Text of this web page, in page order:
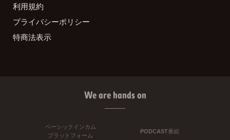
利用規約
プライバシーポリシー
特商法表示
We are hands on
ベーシックインカム
プラットフォーム
PODCAST番組